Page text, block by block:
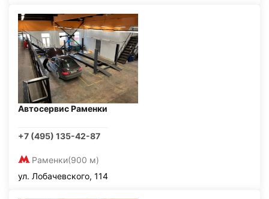
Автосервис Раменки
+7 (495) 135-42-87
Раменки(900 м)
ул. Лобачевского, 114